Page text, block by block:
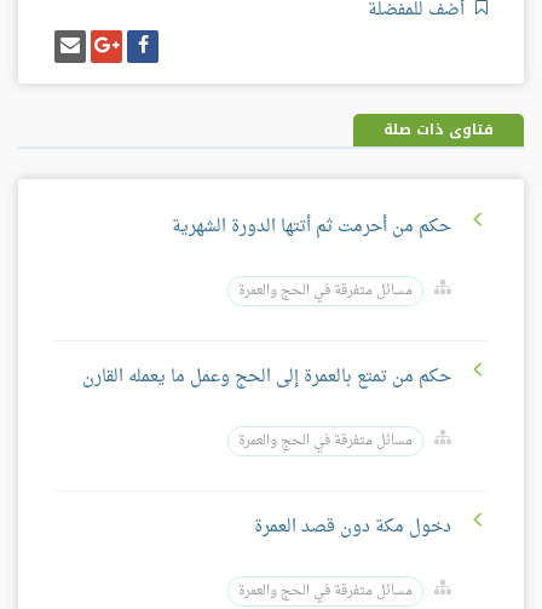
أضف للمفضلة
شارك
على
فيسبوك
شارك
على
غوغل
بلس
إرسل
إيميل
فتاوى ذات صلة
حكم من أحرمت ثم أتتها الدورة الشهرية
مسائل متفرقة في الحج والعمرة
حكم من تمتع بالعمرة إلى الحج وعمل ما يعمله القارن
مسائل متفرقة في الحج والعمرة
دخول مكة دون قصد العمرة
مسائل متفرقة في الحج والعمرة